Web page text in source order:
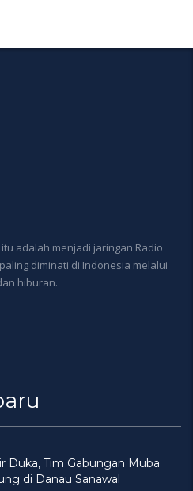
adalah menjadi jaringan Radio
diminati di Indonesia melalui
hiburan.
Duka, Tim Gabungan Muba
di Danau Sanawal